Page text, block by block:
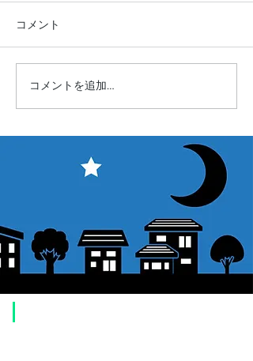
【お知らせ】"賞月観星"一
部価格改定
コメント
コメントを追加…